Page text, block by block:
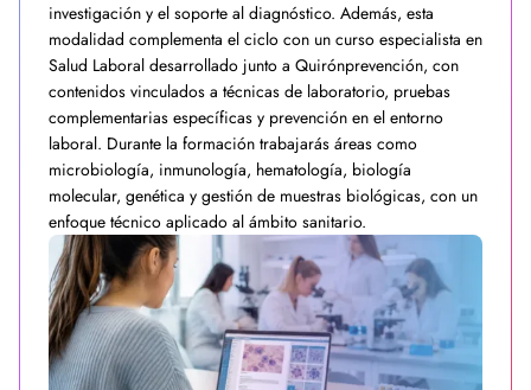
investigación y el soporte al diagnóstico. Además, esta
modalidad complementa el ciclo con un curso especialista en
Salud Laboral desarrollado junto a Quirónprevención, con
contenidos vinculados a técnicas de laboratorio, pruebas
complementarias específicas y prevención en el entorno
laboral. Durante la formación trabajarás áreas como
microbiología, inmunología, hematología, biología
molecular, genética y gestión de muestras biológicas, con un
enfoque técnico aplicado al ámbito sanitario.